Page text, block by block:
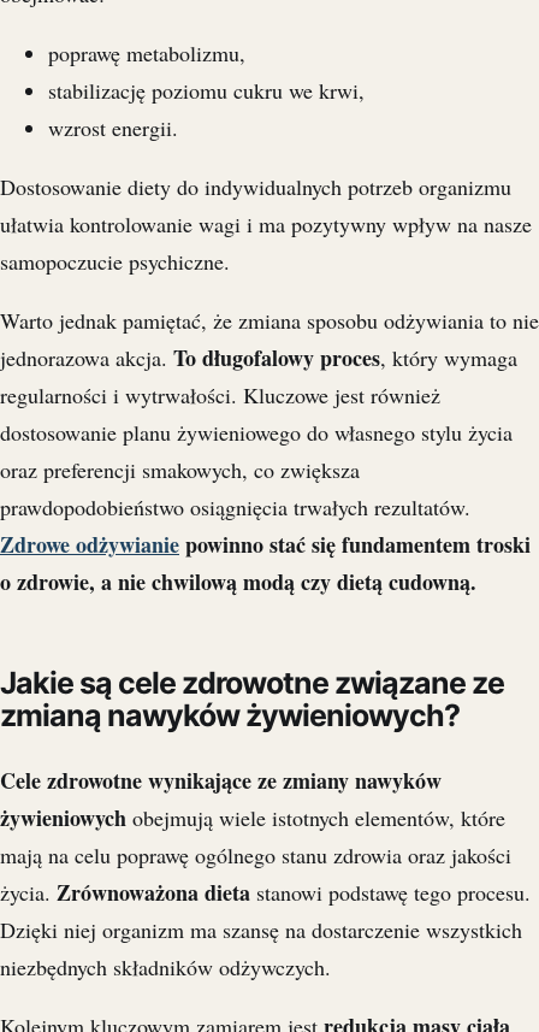
poprawę metabolizmu,
stabilizację poziomu cukru we krwi,
wzrost energii.
Dostosowanie diety do indywidualnych potrzeb organizmu
ułatwia kontrolowanie wagi i ma pozytywny wpływ na nasze
samopoczucie psychiczne.
Warto jednak pamiętać, że zmiana sposobu odżywiania to nie
jednorazowa akcja. To długofalowy proces, który wymaga
regularności i wytrwałości. Kluczowe jest również
dostosowanie planu żywieniowego do własnego stylu życia
oraz preferencji smakowych, co zwiększa
prawdopodobieństwo osiągnięcia trwałych rezultatów.
Zdrowe odżywianiepowinno stać się fundamentem troski
o zdrowie, a nie chwilową modą czy dietą cudowną.
Jakie są cele zdrowotne związane ze
zmianą nawyków żywieniowych?
Cele zdrowotne wynikające ze zmiany nawyków
żywieniowych obejmują wiele istotnych elementów, które
mają na celu poprawę ogólnego stanu zdrowia oraz jakości
życia. Zrównoważona dieta stanowi podstawę tego procesu.
Dzięki niej organizm ma szansę na dostarczenie wszystkich
niezbędnych składników odżywczych.